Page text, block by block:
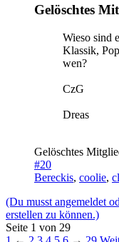
Gelöschtes
Wieso sind
Klassik,
wen?
CzG
Dreas
Gelöschtes
#20
Bereckis, coolie,
(Du musst angemeldet
erstellen zu können.)
Seite 1 von 29